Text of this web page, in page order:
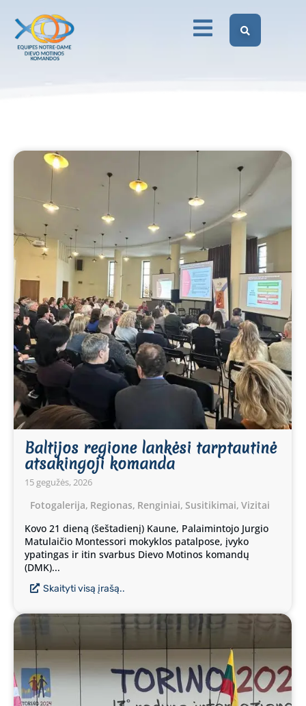
Baltijos regione lankėsi tarptautinė
atsakingoji komanda
15 gegužės, 2026
Fotogalerija, Regionas, Renginiai, Susitikimai, Vizitai
Kovo 21 dieną (šeštadienį) Kaune, Palaimintojo Jurgio
Matulaičio Montessori mokyklos patalpose, įvyko
ypatingas ir itin svarbus Dievo Motinos komandų
(DMK)...
Skaityti visą įrašą..